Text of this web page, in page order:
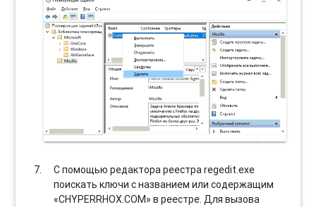
С помощью редактора реестра regedit.exe
поискать ключи с названием или содержащим
«CHYPERRHOX.COM» в реестре. Для вызова